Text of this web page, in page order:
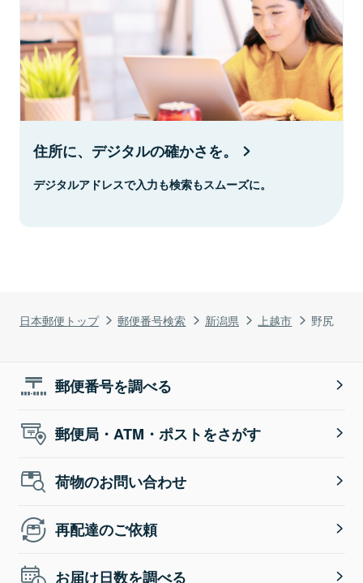
日本郵便トップ 郵便番号検索 新潟県 上越市 野尻
住所に、デジタルの確かさを。
デジタルアドレスで入力も検索もスムーズに。
郵便番号を調べる
郵便局・ATM・ポストをさがす
荷物のお問い合わせ
再配達のご依頼
お届け日数を調べる